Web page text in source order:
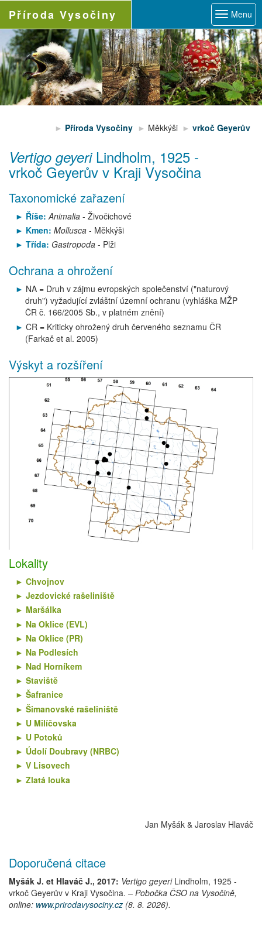
Příroda Vysočiny Menu
Příroda Vysočiny Měkkýši vrkoč Geyerův
Vertigo geyeri Lindholm, 1925 -
vrkoč Geyerův v Kraji Vysočina
Taxonomické zařazení
Říše: Animalia- Živočichové
Kmen: Mollusca- Měkkýši
Třída: Gastropoda- Plži
Ochrana a ohrožení
NA = Druh v zájmu evropských společenství ("naturový
druh") vyžadující zvláštní územní ochranu (vyhláška MŽP
ČR č. 166/2005 Sb., v platném znění)
CR = Kriticky ohrožený druh červeného seznamu ČR
(Farkač et al. 2005)
Výskyt a rozšíření
Lokality
Chvojnov
Jezdovické rašeliniště
Maršálka
Na Oklice (EVL)
Na Oklice (PR)
Na Podlesích
Nad Horníkem
Staviště
Šafranice
Šimanovské rašeliniště
U Milíčovska
U Potoků
Údolí Doubravy (NRBC)
V Lisovech
Zlatá louka
Jan Myšák & Jaroslav Hlaváč
Doporučená citace
Myšák J. et Hlaváč J., 2017: Vertigo geyeri Lindholm, 1925 -
vrkoč Geyerův v Kraji Vysočina. – Pobočka ČSO na Vysočině,
online: www.prirodavysociny.cz (8. 8. 2026).